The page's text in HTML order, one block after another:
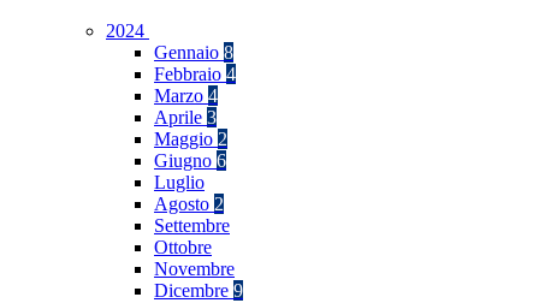
2024
Gennaio 8
Febbraio 4
Marzo 4
Aprile 3
Maggio 2
Giugno 6
Luglio
Agosto 2
Settembre
Ottobre
Novembre
Dicembre 9